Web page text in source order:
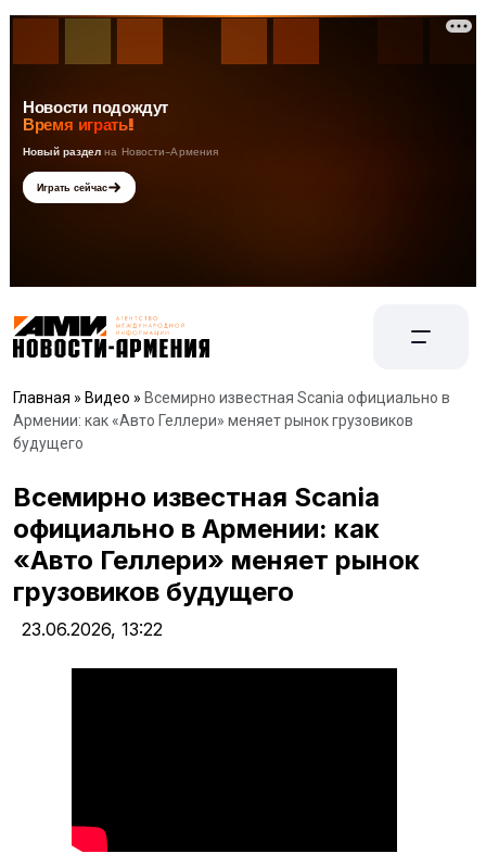
Главная » Видео » Всемирно известная Scania официально в
Армении: как «Авто Геллери» меняет рынок грузовиков
будущего
Всемирно известная Scania
официально в Армении: как
«Авто Геллери» меняет рынок
грузовиков будущего
23.06.2026, 13:22